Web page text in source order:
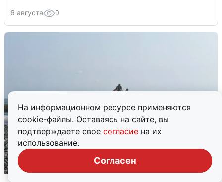
На информационном ресурсе применяются
cookie-файлы. Оставаясь на сайте, вы
подтверждаете свое согласие на их
использование.
Согласен
6 августа 0